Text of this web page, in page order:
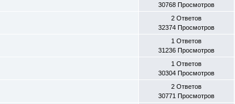
30768 Просмотров
2 Ответов
32374 Просмотров
1 Ответов
31236 Просмотров
1 Ответов
30304 Просмотров
2 Ответов
30771 Просмотров